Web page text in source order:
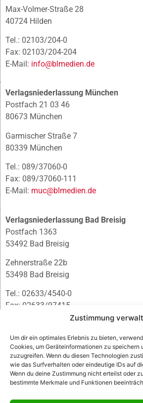
Zustimmung
Um dir ein optimales Erlebnis zu bieten,
Cookies, um Geräteinformationen zu speichern
zuzugreifen. Wenn du diesen Technologien
wie das Surfverhalten oder eindeutige IDs auf
Wenn du deine Zustimmung nicht erteilst oder
bestimmte Merkmale und Funktionen
Max-Volmer-Straße 28
40724 Hilden
Tel.: 02103/204-0
Fax: 02103/204-204
E-Mail: info@blmedien.de
Verlagsniederlassung München
Postfach 21 03 46
80673 München
Garmischer Straße 7
80339 München
Tel.: 089/37060-0
Fax: 089/37060-111
E-Mail: muc@blmedien.de
Verlagsniederlassung Bad Breisig
Postfach 1363
53492 Bad Breisig
Zehnerstraße 22b
53498 Bad Breisig
Tel.: 02633/4540-0
Fax: 02633/97415
infobb@blmedien.de